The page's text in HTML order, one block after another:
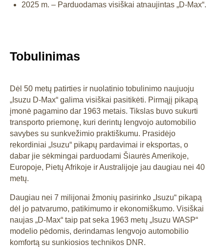
2025 m. – Parduodamas visiškai atnaujintas „D-Max“.
Tobulinimas
Dėl 50 metų patirties ir nuolatinio tobulinimo naujuoju
„Isuzu D-Max“ galima visiškai pasitikėti. Pirmąjį pikapą
įmonė pagamino dar 1963 metais. Tikslas buvo sukurti
transporto priemonę, kuri derintų lengvojo automobilio
savybes su sunkvežimio praktiškumu. Prasidėjo
rekordiniai „Isuzu“ pikapų pardavimai ir eksportas, o
dabar jie sėkmingai parduodami Šiaurės Amerikoje,
Europoje, Pietų Afrikoje ir Australijoje jau daugiau nei 40
metų.
Daugiau nei 7 milijonai žmonių pasirinko „Isuzu“ pikapą
dėl jo patvarumo, patikimumo ir ekonomiškumo. Visiškai
naujas „D-Max“ taip pat seka 1963 metų „Isuzu WASP“
modelio pėdomis, derindamas lengvojo automobilio
komfortą su sunkiosios technikos DNR.